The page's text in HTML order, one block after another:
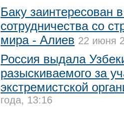
Баку заинтересован
сотрудничества со
мира - Алиев 22 июня
Россия выдала
разыскиваемого за
экстремистской
года, 13:16